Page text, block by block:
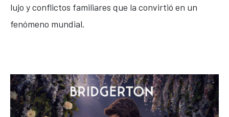
lujo y conflictos familiares que la convirtió en un
fenómeno mundial.